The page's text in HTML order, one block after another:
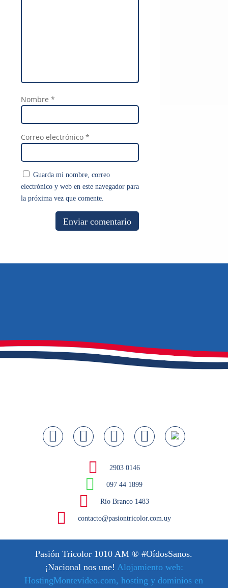
Nombre *
Correo electrónico *
Guarda mi nombre, correo
electrónico y web en este navegador para
la próxima vez que comente.
2903 0146
097 44 1899
Río Branco 1483
contacto@pasiontricolor.com.uy
Pasión Tricolor 1010 AM ® #OídosSanos.
¡Nacional nos une! Alojamiento web:
HostingMontevideo.com, hosting y dominios en